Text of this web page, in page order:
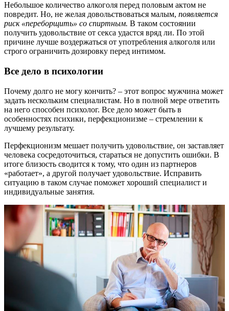
Небольшое количество алкоголя перед половым актом не
повредит. Но, не желая довольствоваться малым, появляется
риск «переборщить» со спиртным. В таком состоянии
получить удовольствие от секса удастся вряд ли. По этой
причине лучше воздержаться от употребления алкоголя или
строго ограничить дозировку перед интимом.
Все дело в психологии
Почему долго не могу кончить? – этот вопрос мужчина может
задать нескольким специалистам. Но в полной мере ответить
на него способен психолог. Все дело может быть в
особенностях психики, перфекционизме – стремлении к
лучшему результату.
Перфекционизм мешает получить удовольствие, он заставляет
человека сосредоточиться, стараться не допустить ошибки. В
итоге близость сводится к тому, что один из партнеров
«работает», а другой получает удовольствие. Исправить
ситуацию в таком случае поможет хороший специалист и
индивидуальные занятия.